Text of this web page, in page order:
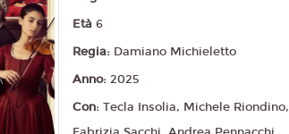
Età6
Regia: Damiano Michieletto
Anno:2025
Con:Tecla Insolia, Michele Riondino,